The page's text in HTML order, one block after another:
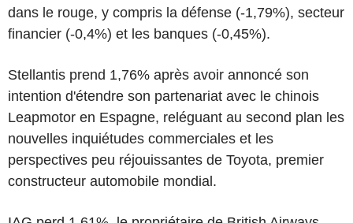
dans le rouge, y compris la défense (-1,79%), secteur
financier (-0,4%) et les banques (-0,45%).
Stellantis prend 1,76% après avoir annoncé son
intention d'étendre son partenariat avec le chinois
Leapmotor en Espagne, reléguant au second plan les
nouvelles inquiétudes commerciales et les
perspectives peu réjouissantes de Toyota, premier
constructeur automobile mondial.